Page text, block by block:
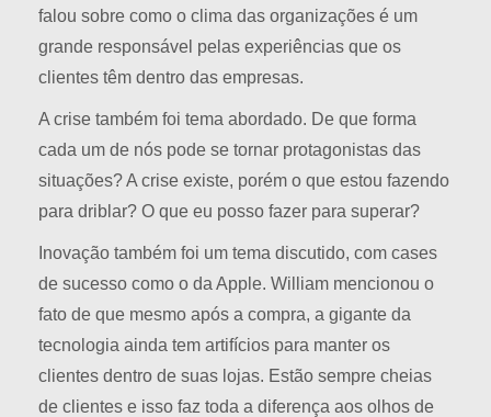
falou sobre como o clima das organizações é um
grande responsável pelas experiências que os
clientes têm dentro das empresas.
A crise também foi tema abordado. De que forma
cada um de nós pode se tornar protagonistas das
situações? A crise existe, porém o que estou fazendo
para driblar? O que eu posso fazer para superar?
Inovação também foi um tema discutido, com cases
de sucesso como o da Apple. William mencionou o
fato de que mesmo após a compra, a gigante da
tecnologia ainda tem artifícios para manter os
clientes dentro de suas lojas. Estão sempre cheias
de clientes e isso faz toda a diferença aos olhos de